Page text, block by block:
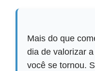
Mais do que
dia de valorizar
você se tornou.